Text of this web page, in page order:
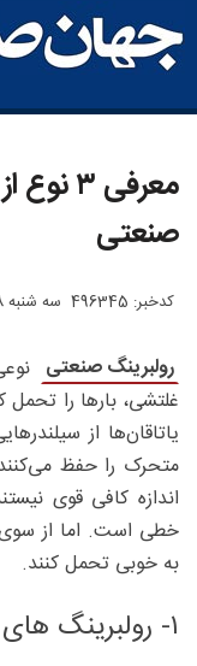
معرفی
صنعتی
کدخبر: 496345 سه شنبه 8 آبان 1403
رولبرینگ صنعتی
غلتشی، بارها را
یاتاقان‌ها از
متحرک را حفظ
اندازه کافی قوی
خطی است. اما از سوی
به خوبی تحمل کنند.
۱- رولبرینگ‌ های استوانه‌ ای